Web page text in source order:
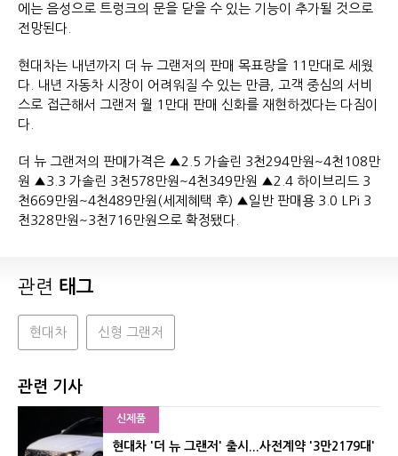
에는 음성으로 트렁크의 문을 닫을 수 있는 기능이 추가될 것으로
전망된다.
현대차는 내년까지 더 뉴 그랜저의 판매 목표량을 11만대로 세웠
다. 내년 자동차 시장이 어려워질 수 있는 만큼, 고객 중심의 서비
스로 접근해서 그랜저 월 1만대 판매 신화를 재현하겠다는 다짐이
다.
더 뉴 그랜저의 판매가격은 ▲2.5 가솔린 3천294만원~4천108만
원 ▲3.3 가솔린 3천578만원~4천349만원 ▲2.4 하이브리드 3
천669만원~4천489만원(세제혜택 후) ▲일반 판매용 3.0 LPi 3
천328만원~3천716만원으로 확정됐다.
관련 태그
현대차 신형 그랜저
관련 기사
신제품
현대차 '더 뉴 그랜저' 출시...사전계약 '3만2179대'